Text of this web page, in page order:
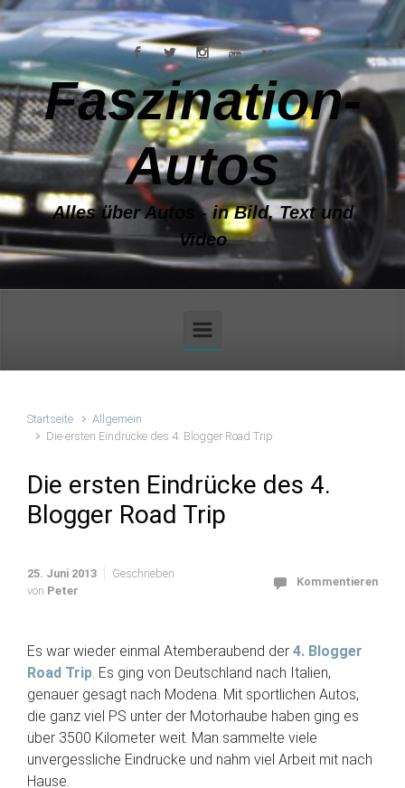
Zum Hauptinhalt springen
Faszination-
Autos
Alles über Autos - in Bild, Text und
Video
Startseite
Allgemein
Die ersten Eindrücke des 4. Blogger Road Trip
Die ersten Eindrücke des 4.
Blogger Road Trip
25. Juni 2013
Geschrieben
von Peter
Kommentieren
Es war wieder einmal Atemberaubend der 4. Blogger
Road Trip. Es ging von Deutschland nach Italien,
genauer gesagt nach Modena. Mit sportlichen Autos,
die ganz viel PS unter der Motorhaube haben ging es
über 3500 Kilometer weit. Man sammelte viele
unvergessliche Eindrucke und nahm viel Arbeit mit nach
Hause.